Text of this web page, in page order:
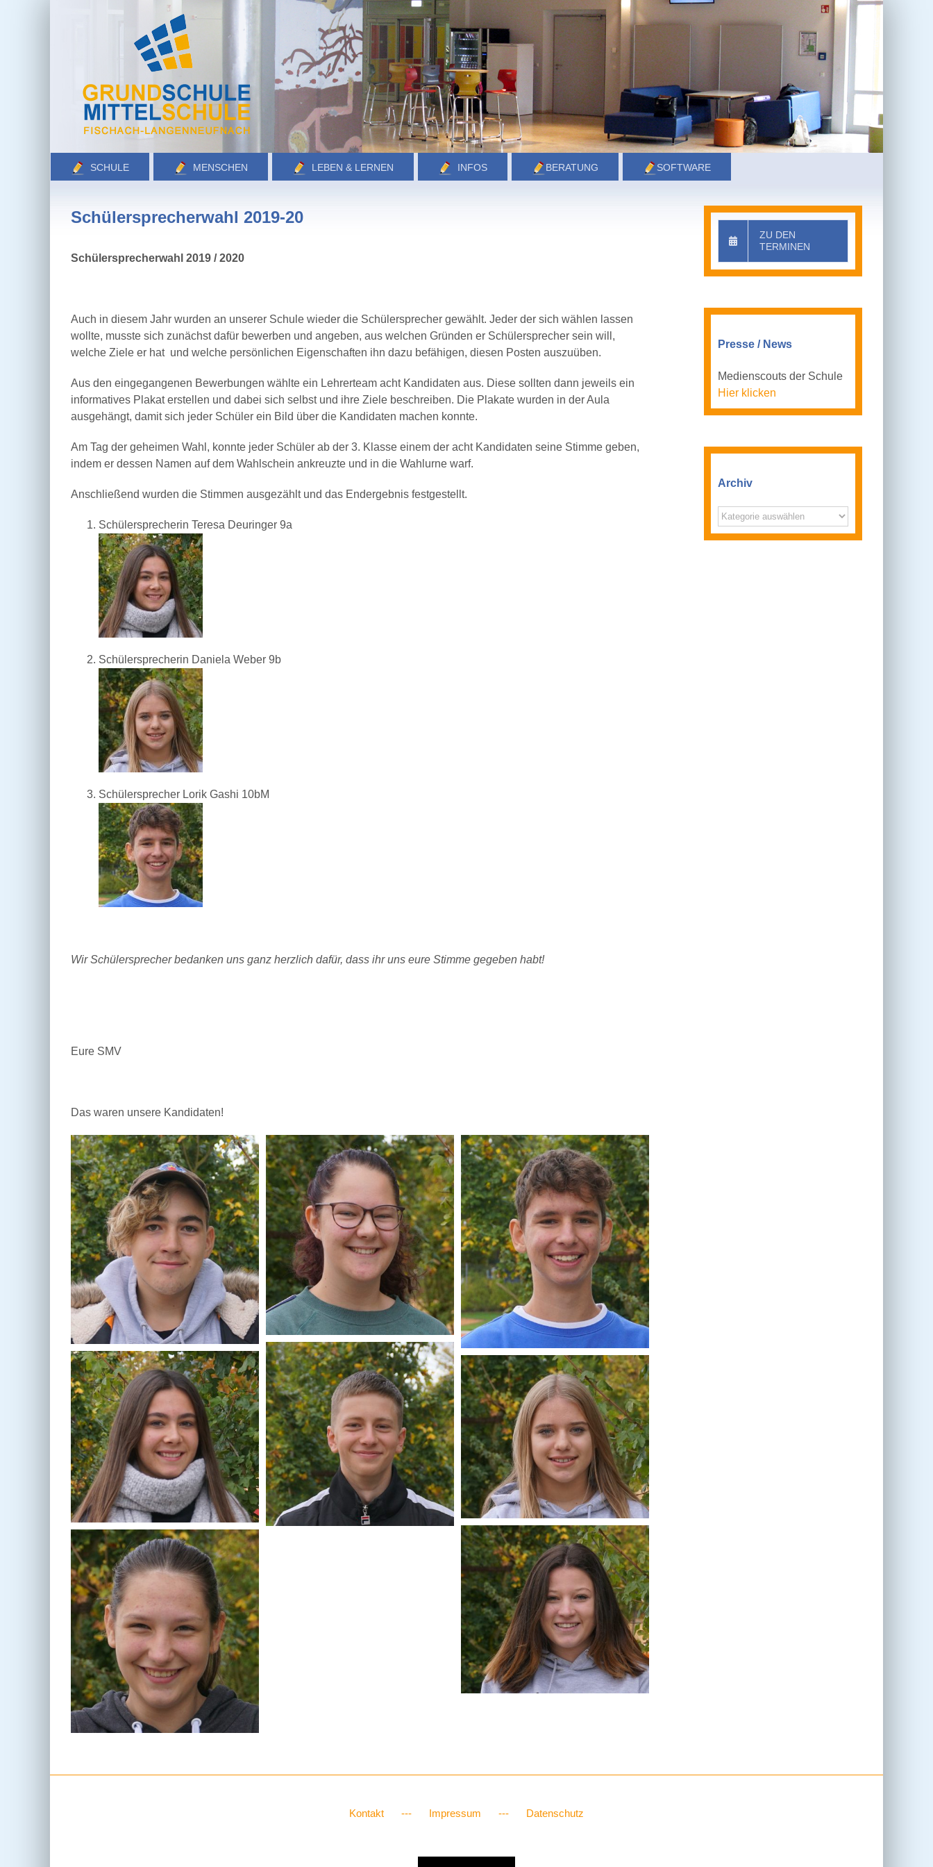
SCHULE MENSCHEN LEBEN & LERNEN INFOS BERATUNG SOFTWARE
Schülersprecherwahl 2019-20
Schülersprecherwahl 2019 / 2020
Auch in diesem Jahr wurden an unserer Schule wieder die Schülersprecher gewählt. Jeder der sich wählen lassen
wollte, musste sich zunächst dafür bewerben und angeben, aus welchen Gründen er Schülersprecher sein will,
welche Ziele er hat und welche persönlichen Eigenschaften ihn dazu befähigen, diesen Posten auszuüben.
Aus den eingegangenen Bewerbungen wählte ein Lehrerteam acht Kandidaten aus. Diese sollten dann jeweils ein
informatives Plakat erstellen und dabei sich selbst und ihre Ziele beschreiben. Die Plakate wurden in der Aula
ausgehängt, damit sich jeder Schüler ein Bild über die Kandidaten machen konnte.
Am Tag der geheimen Wahl, konnte jeder Schüler ab der 3. Klasse einem der acht Kandidaten seine Stimme geben,
indem er dessen Namen auf dem Wahlschein ankreuzte und in die Wahlurne warf.
Anschließend wurden die Stimmen ausgezählt und das Endergebnis festgestellt.
Schülersprecherin Teresa Deuringer 9a
Schülersprecherin Daniela Weber 9b
Schülersprecher Lorik Gashi 10bM
Wir Schülersprecher bedanken uns ganz herzlich dafür, dass ihr uns eure Stimme gegeben habt!
Eure SMV
Das waren unsere Kandidaten!
ZU DEN
TERMINEN
Presse / News
Medienscouts der Schule
Hier klicken
Archiv
Archiv
Kontakt Impressum Datenschutz